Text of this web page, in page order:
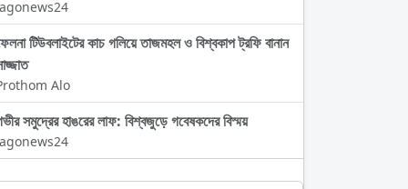
টিউবলাইটের কাচ গলিয়ে তাজমহল ও বিশ্বকাপ ট্রফি বানান
Alo
সমুদ্রের হাঙরের লাফ: বিশ্বজুড়ে গবেষকদের বিস্ময়